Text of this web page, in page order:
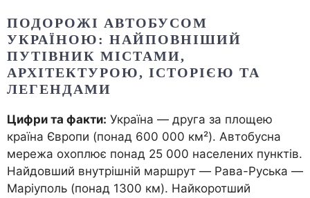
ПОДОРОЖІ АВТОБУСОМ
УКРАЇНОЮ: НАЙПОВНІШИЙ
ПУТІВНИК МІСТАМИ,
АРХІТЕКТУРОЮ, ІСТОРІЄЮ ТА
ЛЕГЕНДАМИ
Цифри та факти: Україна — друга за площею
країна Європи (понад 600 000 км²). Автобусна
мережа охоплює понад 25 000 населених пунктів.
Найдовший внутрішній маршрут — Рава-Руська —
Маріуполь (понад 1300 км). Найкоротший